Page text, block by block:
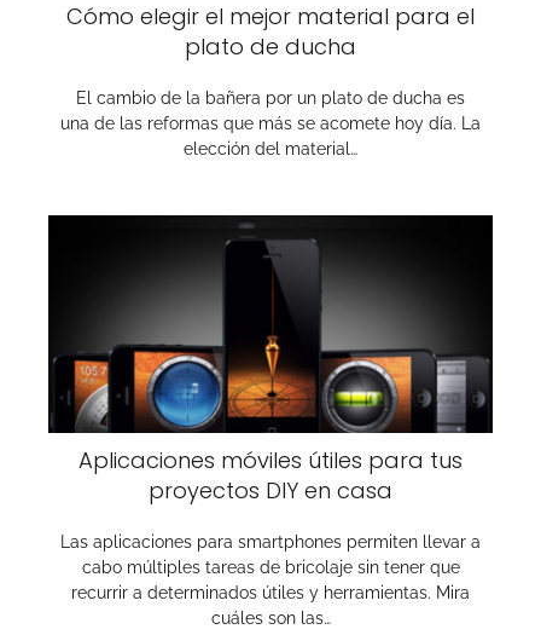
Cómo elegir el mejor material para el
plato de ducha
El cambio de la bañera por un plato de ducha es
una de las reformas que más se acomete hoy día. La
elección del material…
Aplicaciones móviles útiles para tus
proyectos DIY en casa
Las aplicaciones para smartphones permiten llevar a
cabo múltiples tareas de bricolaje sin tener que
recurrir a determinados útiles y herramientas. Mira
cuáles son las…